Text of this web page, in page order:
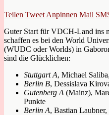
Teilen Tweet Anpinnen Mail
Guter Start für VDCH-Land ins
schaffen es bei den World
(WUDC oder Worlds) in
sind die Glücklichen:
Stuttgart A, Michael
Berlin B, Dessislava
Gutenberg A (Mainz),
Punkte
Berlin A, Bastian